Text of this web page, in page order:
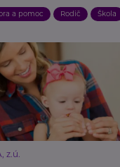
a pomoc Rodič Škola
z.ú.